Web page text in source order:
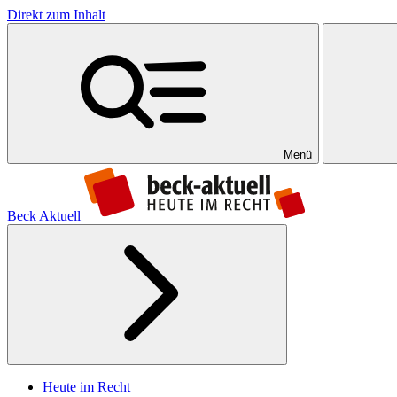
Direkt zum Inhalt
Menü
Beck Aktuell
Heute im Recht